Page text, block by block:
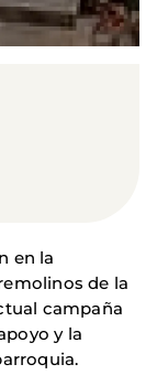
en la
de la
campaña
y la